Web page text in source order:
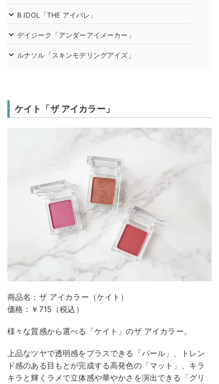
B IDOL「THE アイパレ」
デイジーク「アンダーアイメーカー」
ルナソル「スキンモデリングアイズ」
ケイト「ザ アイカラー」
商品名：ザ アイカラー（ケイト）
価格：￥715（税込）
様々な質感から選べる「ケイト」のザ アイカラー。
上品なツヤで透明感をプラスできる「パール」、トレン
ド感のある目もとが完成する高発色の「マット」、キラ
キラと輝くラメで立体感や華やかさを演出できる「グリ